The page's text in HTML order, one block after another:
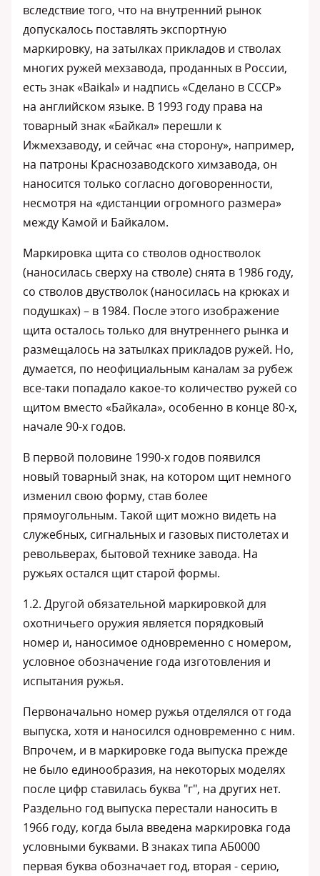
вследствие того, что на внутренний рынок
допускалось поставлять экспортную
маркировку, на затылках прикладов и стволах
многих ружей мехзавода, проданных в России,
есть знак «Baikal» и надпись «Сделано в СССР»
на английском языке. В 1993 году права на
товарный знак «Байкал» перешли к
Ижмехзаводу, и сейчас «на сторону», например,
на патроны Краснозаводского химзавода, он
наносится только согласно договоренности,
несмотря на «дистанции огромного размера»
между Камой и Байкалом.
Маркировка щита со стволов одностволок
(наносилась сверху на стволе) снята в 1986 году,
со стволов двустволок (наносилась на крюках и
подушках) – в 1984. После этого изображение
щита осталось только для внутреннего рынка и
размещалось на затылках прикладов ружей. Но,
думается, по неофициальным каналам за рубеж
все-таки попадало какое-то количество ружей со
щитом вместо «Байкала», особенно в конце 80-х,
начале 90-х годов.
В первой половине 1990-х годов появился
новый товарный знак, на котором щит немного
изменил свою форму, став более
прямоугольным. Такой щит можно видеть на
служебных, сигнальных и газовых пистолетах и
револьверах, бытовой технике завода. На
ружьях остался щит старой формы.
1.2. Другой обязательной маркировкой для
охотничьего оружия является порядковый
номер и, наносимое одновременно с номером,
условное обозначение года изготовления и
испытания ружья.
Первоначально номер ружья отделялся от года
выпуска, хотя и наносился одновременно с ним.
Впрочем, и в маркировке года выпуска прежде
не было единообразия, на некоторых моделях
после цифр ставилась буква "г", на других нет.
Раздельно год выпуска перестали наносить в
1966 году, когда была введена маркировка года
условными буквами. В знаках типа АБ0000
первая буква обозначает год, вторая - серию,